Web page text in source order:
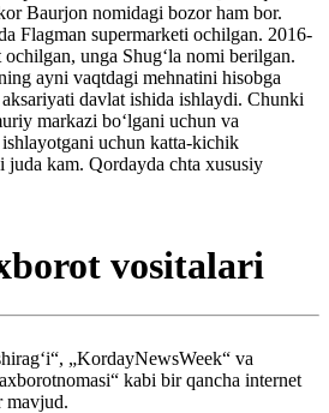
Baurjon nomidagi bozor ham bor.
Flagman supermarketi ochilgan. 2016-
unga Shugʻla nomi berilgan.
ayni vaqtdagi mehnatini hisobga
davlat ishida ishlaydi. Chunki
markazi boʻlgani uchun va
uchun katta-kichik
juda kam. Qordayda chta xususiy
vositalari
„KordayNewsWeek“ va
kabi bir qancha internet
mavjud.